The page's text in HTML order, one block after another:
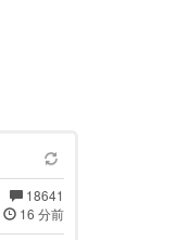
18641
16 分前